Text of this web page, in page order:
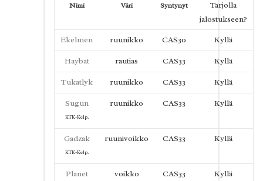
Nimi Väri Syntynyt
Tarjolla
jalostukseen?
Ekelmen ruunikko CAS30 Kyllä
Haybat rautias CAS33 Kyllä
Tukatlyk ruunikko CAS33 Kyllä
Sugun
KTK-Kelp.
ruunikko CAS33 Kyllä
Gadzak
KTK-Kelp.
ruunivoikko CAS33 Kyllä
Planet voikko CAS33 Kyllä